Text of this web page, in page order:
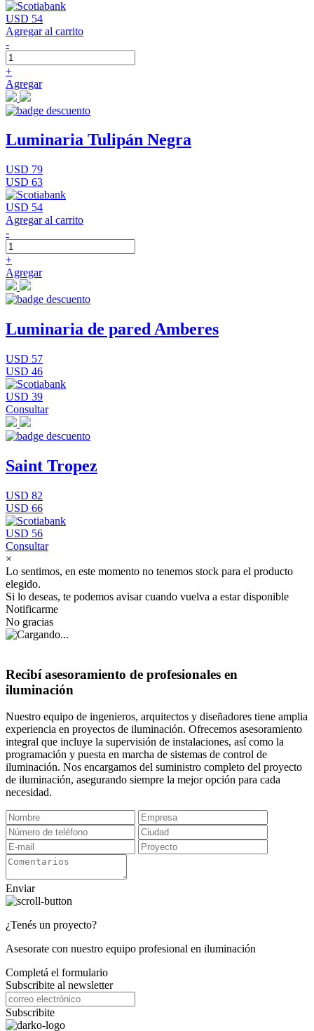
USD 54
Agregar al carrito
-
+
Agregar
Luminaria Tulipán Negra
USD 79
USD 63
USD 54
Agregar al carrito
-
+
Agregar
Luminaria de pared Amberes
USD 57
USD 46
USD 39
Consultar
Saint Tropez
USD 82
USD 66
USD 56
Consultar
×
Lo sentimos, en este momento no tenemos stock para el producto
elegido.
Si lo deseas, te podemos avisar cuando vuelva a estar disponible
Notificarme
No gracias
Recibí asesoramiento de profesionales en
iluminación
Nuestro equipo de ingenieros, arquitectos y diseñadores tiene amplia
experiencia en proyectos de iluminación. Ofrecemos asesoramiento
integral que incluye la supervisión de instalaciones, así como la
programación y puesta en marcha de sistemas de control de
iluminación. Nos encargamos del suministro completo del proyecto
de iluminación, asegurando siempre la mejor opción para cada
necesidad.
Enviar
¿Tenés un proyecto?
Asesorate con nuestro equipo profesional en iluminación
Completá el formulario
Subscribite al newsletter
Subscribite